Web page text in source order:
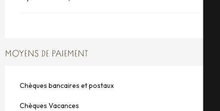
MOYENS DE PAIEMENT
Chèques bancaires et postaux
Chèques Vacances